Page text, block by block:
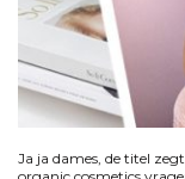
Ja ja dames, de titel